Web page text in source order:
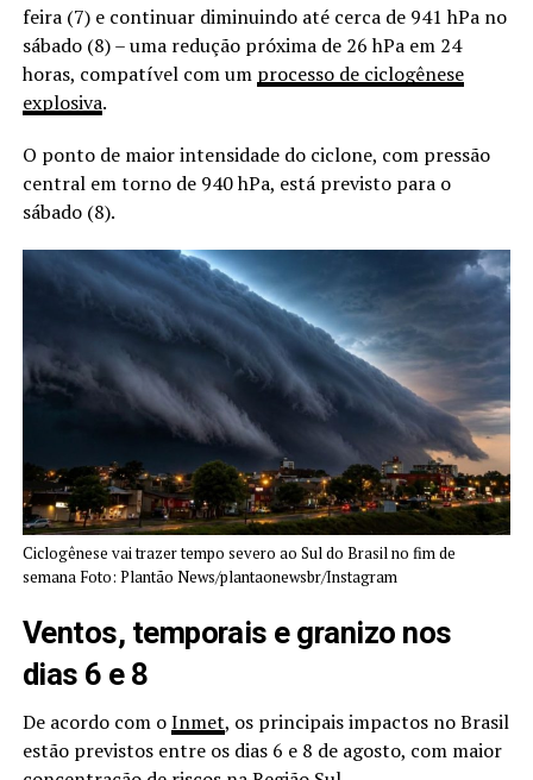
feira (7) e continuar diminuindo até cerca de 941 hPa no
sábado (8) – uma redução próxima de 26 hPa em 24
horas, compatível com um processo de ciclogênese
explosiva.
O ponto de maior intensidade do ciclone, com pressão
central em torno de 940 hPa, está previsto para o
sábado (8).
Ciclogênese vai trazer tempo severo ao Sul do Brasil no fim de
semana Foto: Plantão News/plantaonewsbr/Instagram
Ventos, temporais e granizo nos
dias 6 e 8
De acordo com oInmet, os principais impactos no Brasil
estão previstos entre os dias 6 e 8 de agosto, com maior